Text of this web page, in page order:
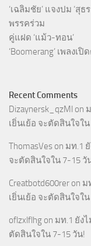
‘เฉลิมชัย’ แจงปม ‘สุ
พรรคร่วม
คู่แฝด ‘แม้ว-ทอน’
‘Boomerang’ เพลงเ
Recent Comments
Dizaynersk_qzMl on
เยิ่นเย้อ จะตัดสินใจใ
ThomasVes on มท.1
จะตัดสินใจใน 7-15 วั
Creatbotd600rer on ม
เยิ่นเย้อ จะตัดสินใจใ
oflzxlflhg on มท.1 ยัง
ตัดสินใจใน 7-15 วัน!